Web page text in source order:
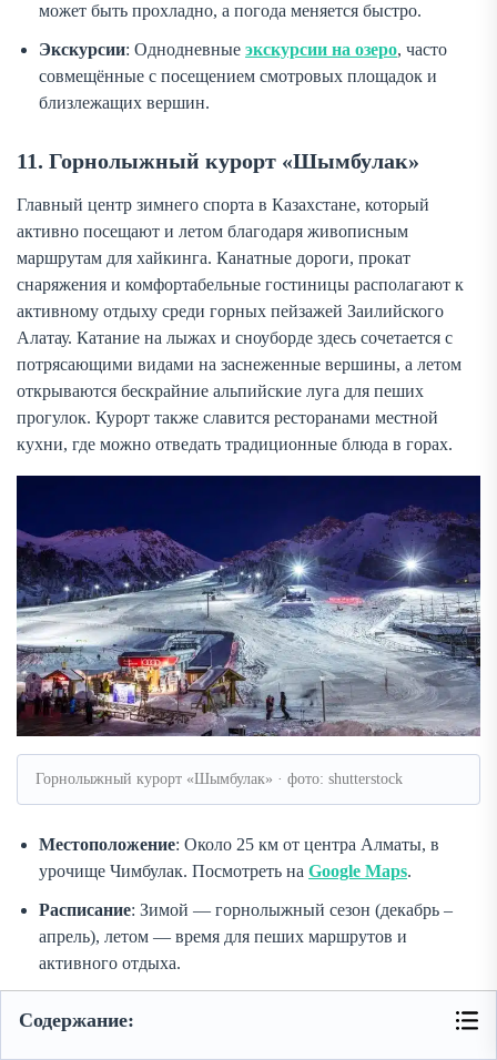
Содержание:
может быть прохладно, а погода меняется быстро.
Экскурсии: Однодневные экскурсии на озеро, часто
совмещённые с посещением смотровых площадок и
близлежащих вершин.
11. Горнолыжный курорт «Шымбулак»
Главный центр зимнего спорта в Казахстане, который
активно посещают и летом благодаря живописным
маршрутам для хайкинга. Канатные дороги, прокат
снаряжения и комфортабельные гостиницы располагают к
активному отдыху среди горных пейзажей Заилийского
Алатау. Катание на лыжах и сноуборде здесь сочетается с
потрясающими видами на заснеженные вершины, а летом
открываются бескрайние альпийские луга для пеших
прогулок. Курорт также славится ресторанами местной
кухни, где можно отведать традиционные блюда в горах.
Горнолыжный курорт «Шымбулак» · фото: shutterstock
Местоположение: Около 25 км от центра Алматы, в
урочище Чимбулак. Посмотреть на Google Maps.
Расписание: Зимой — горнолыжный сезон (декабрь –
апрель), летом — время для пеших маршрутов и
активного отдыха.